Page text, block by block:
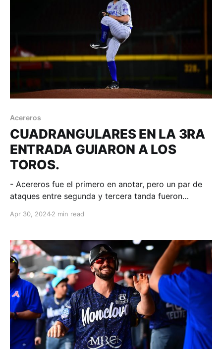
Acereros
CUADRANGULARES EN LA 3RA
ENTRADA GUIARON A LOS
TOROS.
- Acereros fue el primero en anotar, pero un par de
ataques entre segunda y tercera tanda fueron
Tijuana, Baja California; 29 de abril. Acereros -
invicto como local en esta campaña al ganar 8-3 el
Apr 30, 20242 min read